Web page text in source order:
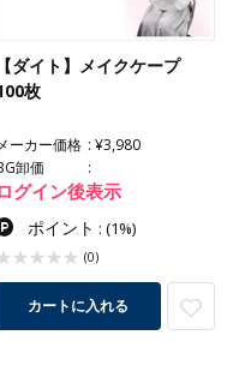
【ダイト】メイクケープ
枚
ーカー価格
¥3,980
卸価
グイン後表示
ポイント :(1%)
(0)
カートに入れる